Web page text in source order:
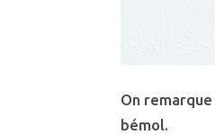
On
bémol.